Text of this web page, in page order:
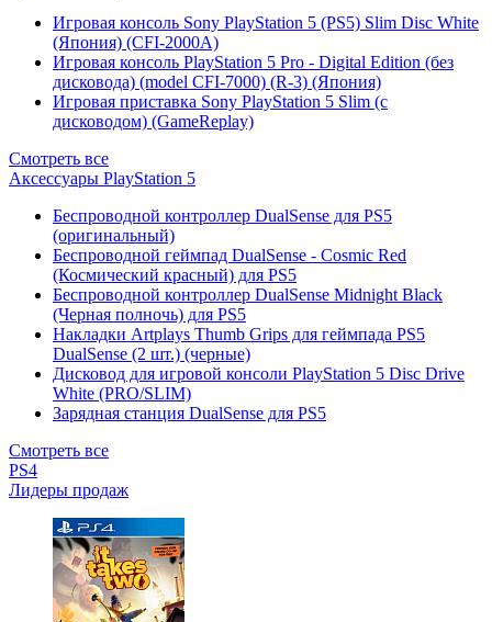
Игровая консоль Sony PlayStation 5 (PS5) Slim Disc White
(Япония) (CFI-2000A)
Игровая консоль PlayStation 5 Pro - Digital Edition (без
дисковода) (model CFI-7000) (R-3) (Япония)
Игровая приставка Sony PlayStation 5 Slim (с
дисководом) (GameReplay)
Смотреть все
Аксессуары PlayStation 5
Беспроводной контроллер DualSense для PS5
(оригинальный)
Беспроводной геймпад DualSense - Cosmic Red
(Космический красный) для PS5
Беспроводной контроллер DualSense Midnight Black
(Черная полночь) для PS5
Накладки Artplays Thumb Grips для геймпада PS5
DualSense (2 шт.) (черные)
Дисковод для игровой консоли PlayStation 5 Disc Drive
White (PRO/SLIM)
Зарядная станция DualSense для PS5
Смотреть все
PS4
Лидеры продаж